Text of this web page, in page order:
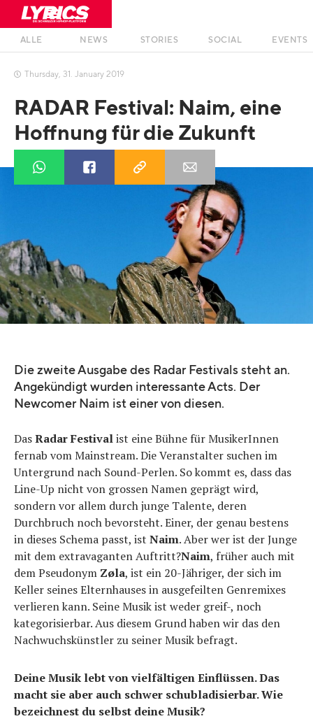
ALLE NEWS STORIES SOCIAL EVENTS
 Thursday, 31. January 2019
RADAR Festival: Naim, eine
Hoffnung für die Zukunft
Die zweite Ausgabe des Radar Festivals steht an.
Angekündigt wurden interessante Acts. Der
Newcomer Naim ist einer von diesen.
DasRadar Festivalist eine Bühne für MusikerInnen
fernab vom Mainstream. Die Veranstalter suchen im
Untergrund nach Sound-Perlen. So kommt es, dass das
Line-Up nicht von grossen Namen geprägt wird,
sondern vor allem durch junge Talente, deren
Durchbruch noch bevorsteht. Einer, der genau bestens
in dieses Schema passt, ist Naim. Aber wer ist der Junge
mit dem extravaganten Auftritt?Naim, früher auch mit
dem Pseudonym Zøla, ist ein 20-Jähriger, der sich im
Keller seines Elternhauses in ausgefeilten Genremixes
verlieren kann. Seine Musik ist weder greif-, noch
kategorisierbar. Aus diesem Grund haben wir das den
Nachwuchskünstler zu seiner Musik befragt.
Deine Musik lebt von vielfältigen Einflüssen. Das
macht sie aber auch schwer schubladisierbar. Wie
bezeichnest du selbst deine Musik?